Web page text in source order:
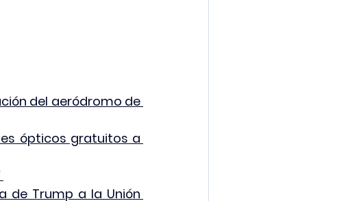
del aeródromo de
ópticos gratuitos a
de Trump a la Unión